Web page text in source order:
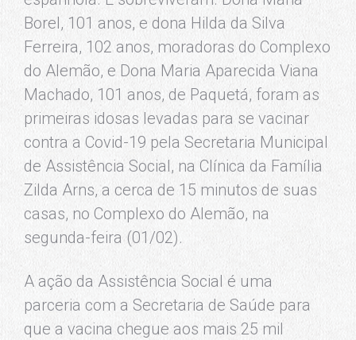
Borel, 101 anos, e dona Hilda da Silva
Ferreira, 102 anos, moradoras do Complexo
do Alemão, e Dona Maria Aparecida Viana
Machado, 101 anos, de Paquetá, foram as
primeiras idosas levadas para se vacinar
contra a Covid-19 pela Secretaria Municipal
de Assistência Social, na Clínica da Família
Zilda Arns, a cerca de 15 minutos de suas
casas, no Complexo do Alemão, na
segunda-feira (01/02).
A ação da Assistência Social é uma
parceria com a Secretaria de Saúde para
que a vacina chegue aos mais 25 mil